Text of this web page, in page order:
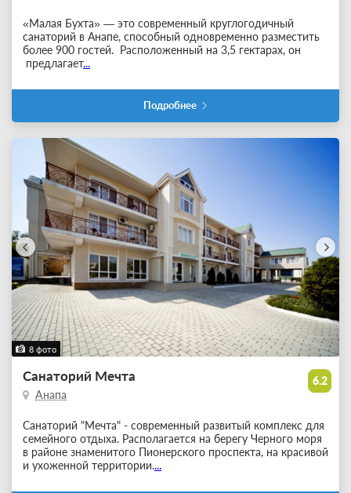
«Малая Бухта» — это современный круглогодичный
санаторий в Анапе, способный одновременно разместить
более 900 гостей. Расположенный на 3,5 гектарах, он
предлагает...
Подробнее
8 фото
6.2
Санаторий Мечта
Анапа
Санаторий "Мечта" - современный развитый комплекс для
семейного отдыха. Располагается на берегу Черного моря
в районе знаменитого Пионерского проспекта, на красивой
и ухоженной территории....